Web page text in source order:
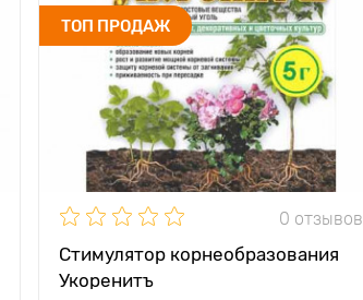
ТОП ПРОДАЖ
0 отзывов
Стимулятор корнеобразования
Укоренитъ